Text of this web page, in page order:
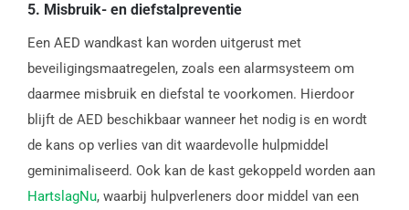
5. Misbruik- en diefstalpreventie
Een AED wandkast kan worden uitgerust met
beveiligingsmaatregelen, zoals een alarmsysteem om
daarmee misbruik en diefstal te voorkomen. Hierdoor
blijft de AED beschikbaar wanneer het nodig is en wordt
de kans op verlies van dit waardevolle hulpmiddel
geminimaliseerd. Ook kan de kast gekoppeld worden aan
HartslagNu, waarbij hulpverleners door middel van een